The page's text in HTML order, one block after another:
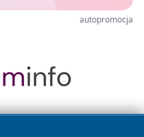
autopromocja